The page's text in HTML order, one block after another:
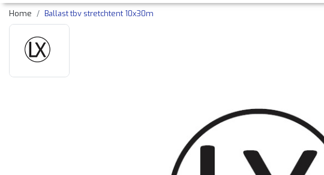
Home Ballast tbv stretchtent 10x30m